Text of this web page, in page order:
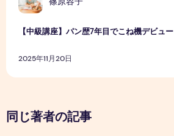
【中級講座】パン歴7年目でこね機デビュー
2025年11月20日
同じ著者の記事